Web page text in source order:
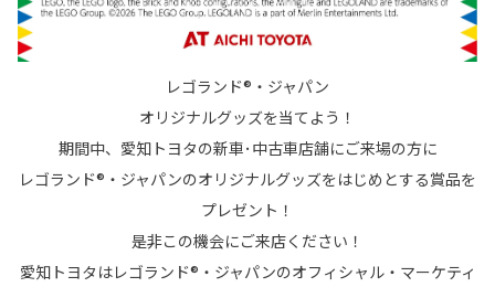
レゴランド®・ジャパン
オリジナルグッズを当てよう！
期間中、愛知トヨタの新車･中古車店舗にご来場の方に
レゴランド®・ジャパンのオリジナルグッズをはじめとする賞品を
プレゼント！
是非この機会にご来店ください！
愛知トヨタはレゴランド®・ジャパンのオフィシャル・マーケティ